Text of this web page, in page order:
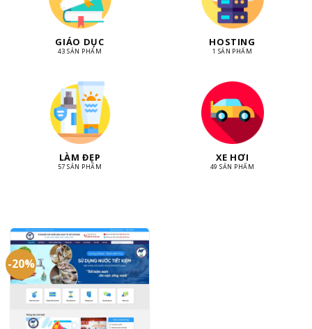
GIÁO DỤC
43 SẢN PHẨM
HOSTING
1 SẢN PHẨM
LÀM ĐẸP
57 SẢN PHẨM
XE HƠI
49 SẢN PHẨM
-20%